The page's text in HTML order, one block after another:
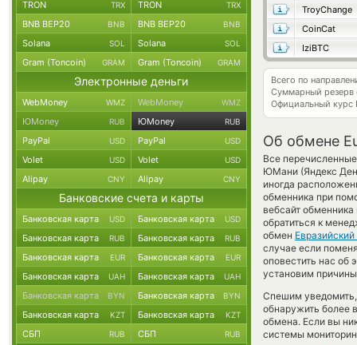
TroyChange
CoinCat
IziBTC
Всего по
Суммарный резерв
Официальный курс
Об обмене
Все
ЮМани (Яндекс
иногда
обменника при
вебсайт
обратиться к
обмен
случае если
оповестить нас
установим
Спешим
обнаружить более
обмена. Если вы
системы
TRON TRX TRON TRX
BNB BEP20 BNB BNB BEP20 BNB
Solana SOL Solana SOL
Gram (Toncoin) GRAM Gram (Toncoin) GRAM
Электронные деньги
WebMoney WMZ WebMoney WMZ
ЮMoney RUB ЮMoney RUB
PayPal USD PayPal USD
Volet USD Volet USD
Alipay CNY Alipay CNY
Банковские счета и карты
Банковская карта USD Банковская карта USD
Банковская карта RUB Банковская карта RUB
Банковская карта EUR Банковская карта EUR
Банковская карта UAH Банковская карта UAH
Банковская карта BYN Банковская карта BYN
Банковская карта KZT Банковская карта KZT
СБП RUB СБП RUB